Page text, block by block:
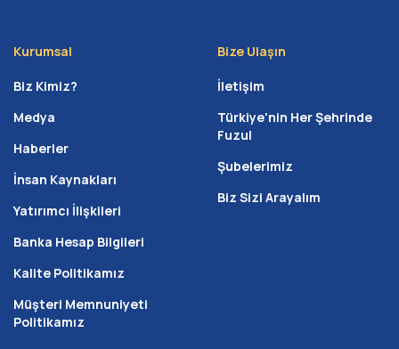
Kurumsal
Biz Kimiz?
Medya
Haberler
İnsan Kaynakları
Yatırımcı İlişkileri
Banka Hesap Bilgileri
Kalite Politikamız
Müşteri Memnuniyeti
Politikamız
Bize Ulaşın
İletişim
Türkiye'nin Her Şehrinde
Fuzul
Şubelerimiz
Biz Sizi Arayalım